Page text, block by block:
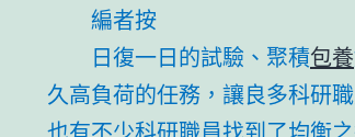
編者按
日復一日的試驗、聚積包養
久高負荷的任務，讓良多科研